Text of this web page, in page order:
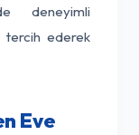
deneyimli
tercih ederek
Eve